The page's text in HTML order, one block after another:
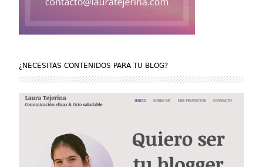
¿NECESITAS CONTENIDOS PARA TU BLOG?